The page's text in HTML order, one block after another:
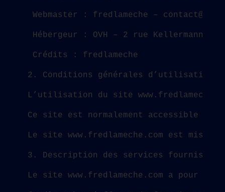
Webmaster : fredlameche –
Hébergeur : OVH – 2 rue Kellermann –
Crédits : fredlameche
2. Conditions générales d’utilisation
L’utilisation du site
Ce site est normalement accessible à
Le site www.fredlameche.com est
3. Description des services fournis.
Le site www.fredlameche.com a pour